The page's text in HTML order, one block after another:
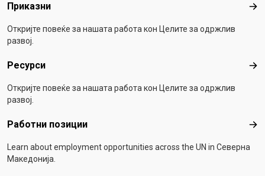
Приказни
Откријте повеќе за нашата работа кон Целите за одржлив
развој.
Ресурси
Откријте повеќе за нашата работа кон Целите за одржлив
развој.
Работни позиции
Learn about employment opportunities across the UN in Северна
Македонија.